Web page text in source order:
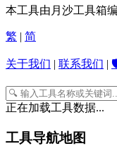
本工具由月沙工具箱
繁 | 简
关于我们 | 联系我们 |
正在加载工具数据...
工具导航地图